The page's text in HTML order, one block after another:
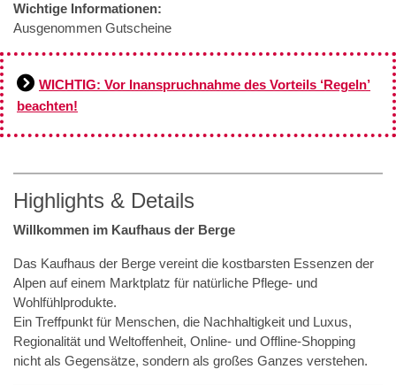
Wichtige Informationen:
Ausgenommen Gutscheine
WICHTIG: Vor Inanspruchnahme des Vorteils ‘Regeln’
beachten!
Highlights & Details
Willkommen im Kaufhaus der Berge
Das Kaufhaus der Berge vereint die kostbarsten Essenzen der
Alpen auf einem Marktplatz für natürliche Pflege- und
Wohlfühlprodukte.
Ein Treffpunkt für Menschen, die Nachhaltigkeit und Luxus,
Regionalität und Weltoffenheit, Online- und Offline-Shopping
nicht als Gegensätze, sondern als großes Ganzes verstehen.